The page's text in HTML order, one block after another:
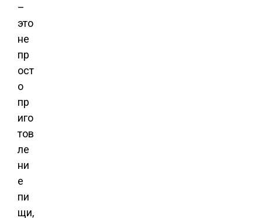
–
это
не
пр
ост
о
пр
иго
тов
ле
ни
е
пи
щи,